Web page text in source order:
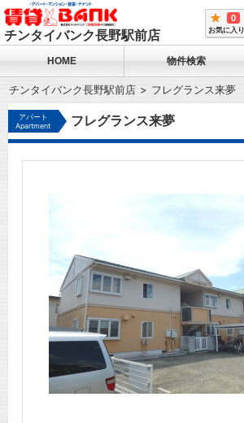
チンタイバンク長野駅前店
0
お気に入り
HOME 物件検索
チンタイバンク長野駅前店 フレグランス来夢
アパート
Apartment
フレグランス来夢